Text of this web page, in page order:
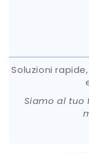
Soluzioni
Siamo al